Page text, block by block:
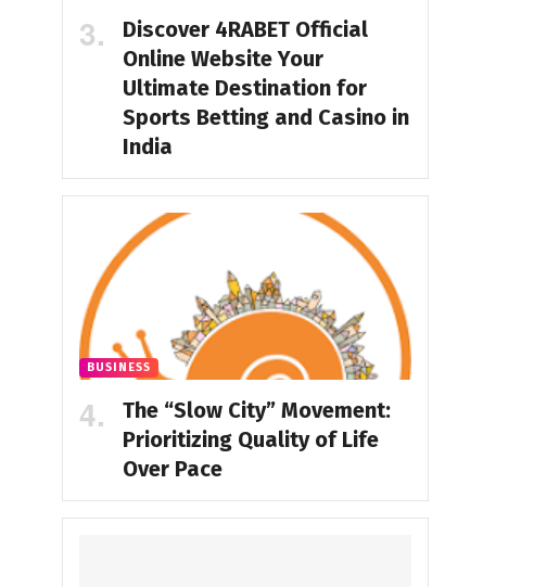
Discover 4RABET Official
Online Website Your
Ultimate Destination for
Sports Betting and Casino in
India
BUSINESS
The “Slow City” Movement:
Prioritizing Quality of Life
Over Pace